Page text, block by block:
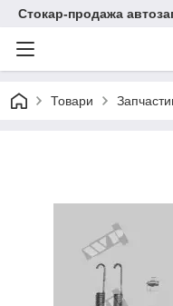
Стокар-продажа
Товари